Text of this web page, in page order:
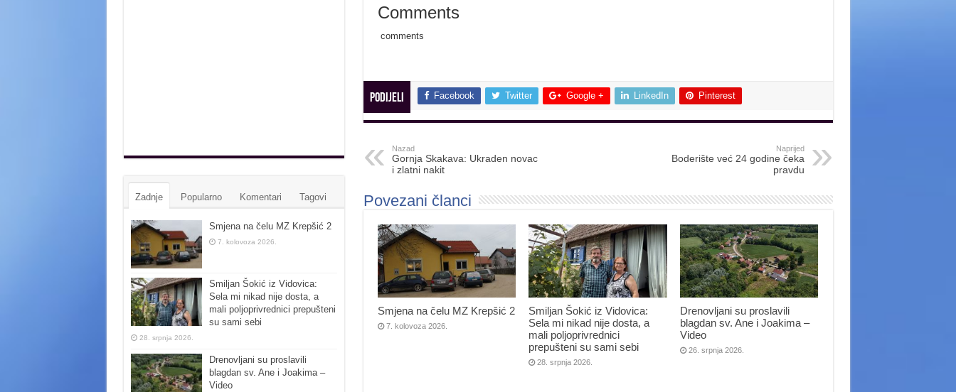
Comments
comments
Podijeli Facebook Twitter Google + LinkedIn Pinterest
Nazad
Gornja Skakava: Ukraden novac
i zlatni nakit
Naprijed
Boderište već 24 godine čeka
pravdu
Povezani članci
Smjena na čelu MZ Krepšić 2
7. kolovoza 2026.
Smiljan Šokić iz Vidovica:
Sela mi nikad nije dosta, a
mali poljoprivrednici
prepušteni su sami sebi
28. srpnja 2026.
Drenovljani su proslavili
blagdan sv. Ane i Joakima –
Video
26. srpnja 2026.
Zadnje Popularno Komentari Tagovi
Smjena na čelu MZ Krepšić 2
7. kolovoza 2026.
Smiljan Šokić iz Vidovica:
Sela mi nikad nije dosta, a
mali poljoprivrednici prepušteni
su sami sebi
28. srpnja 2026.
Drenovljani su proslavili
blagdan sv. Ane i Joakima –
Video